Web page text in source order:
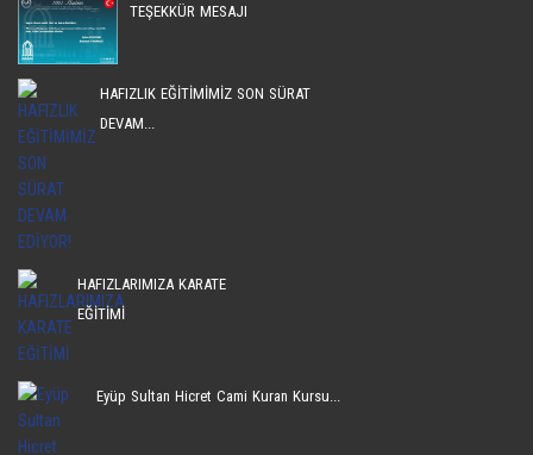
TEŞEKKÜR MESAJI
HAFIZLIK EĞİTİMİMİZ SON SÜRAT
DEVAM...
HAFIZLARIMIZA KARATE
EĞİTİMİ
Eyüp Sultan Hicret Cami Kuran Kursu...